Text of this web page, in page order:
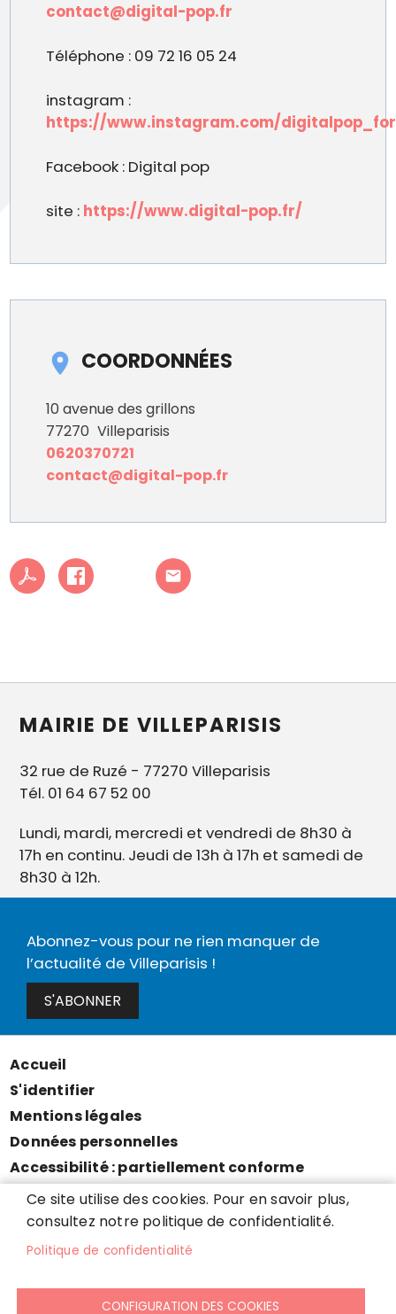
contact@digital-pop.fr
Téléphone : 09 72 16 05 24
instagram :
https://www.instagram.com/
Facebook : Digital pop
site : https://www.digital-pop.fr/
COORDONNÉES
10 avenue des grillons
77270 Villeparisis
0620370721
contact@digital-pop.fr
MAIRIE DE VILLEPARISIS
32 rue de Ruzé - 77270 Villeparisis
Tél. 01 64 67 52 00
Lundi, mardi, mercredi et vendredi de 8h30 à
17h en continu. Jeudi de 13h à 17h et samedi de
8h30 à 12h.
Abonnez-vous pour ne rien manquer de
l’actualité de Villeparisis !
S'ABONNER
Menu
Pied
de
page
Accueil
S'identifier
Mentions légales
Données personnelles
Accessibilité : partiellement conforme
Cookies
Contact
Presse
Ce site utilise des cookies. Pour en savoir plus,
consultez notre politique de confidentialité.
Politique de confidentialité
CONFIGURATION DES COOKIES